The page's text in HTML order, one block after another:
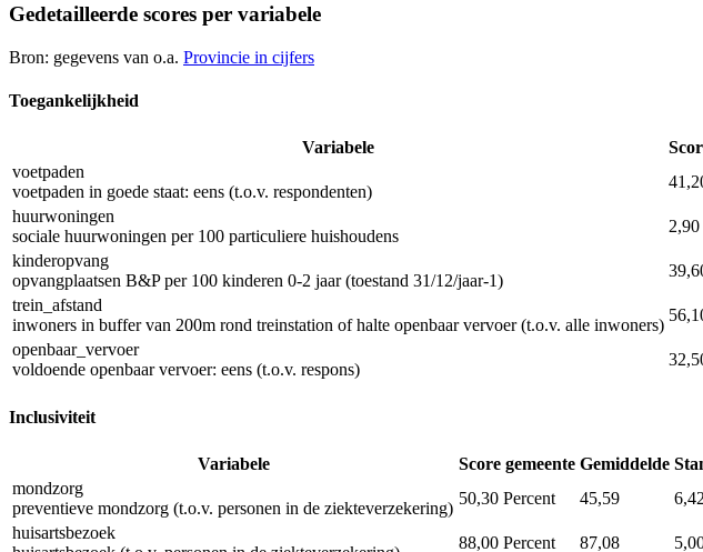
Gedetailleerde scores per variabele
Bron: gegevens van o.a. Provincie in cijfers
Toegankelijkheid
Variabele
voetpaden
voetpaden in goede staat: eens (t.o.v. respondenten)
huurwoningen
sociale huurwoningen per 100 particuliere huishoudens
2,90
kinderopvang
opvangplaatsen B&P per 100 kinderen 0-2 jaar (toestand 31/12/jaar-1)
trein_afstand
inwoners in buffer van 200m rond treinstation of halte openbaar vervoer (t.o.v. alle inwoners)
openbaar_vervoer
voldoende openbaar vervoer: eens (t.o.v. respons)
Inclusiviteit
Variabele Score gemeente Gemiddelde
mondzorg
preventieve mondzorg (t.o.v. personen in de ziekteverzekering)
50,30 Percent 45,59 6,42
huisartsbezoek
88,00 Percent 87,08